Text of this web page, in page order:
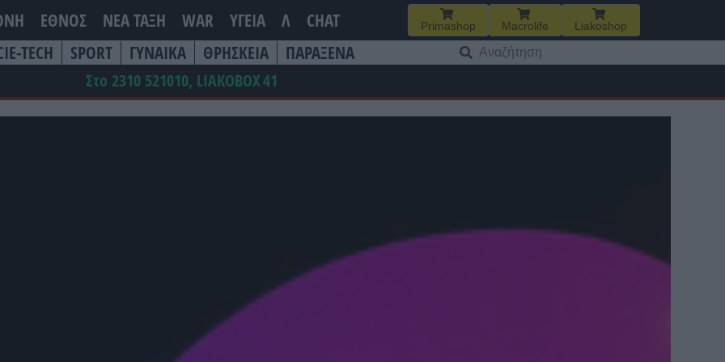
ΕΘΝΟΣ ΝΕΑ ΤΆΞΗ WAR ΥΓΕΙΑ Λ CHAT Primashop Macrolife Liakoshop
TECH SPORT ΓΥΝΑΙΚΑ ΘΡΗΣΚΕΙΑ ΠΑΡΑΞΕΝΑ
για:
Στο 2310 521010, LIAKOBOX41